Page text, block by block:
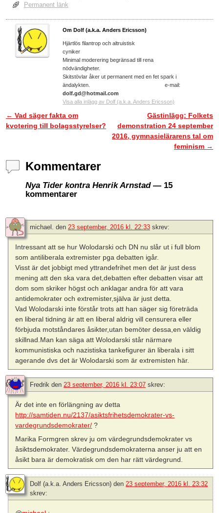
Permanent länk
Om Dolf (a.k.a. Anders Ericsson)
Hjärtlös filantrop och altruistisk
cyniker
Minimal moderering begränsad till rena
nödvändigheter.
Skitstövlar åker ut permanent med en fet spark i
ändalykten. e-mail:
dolf.gd@hotmail.com
Visa alla inlägg av Dolf (a.k.a. Anders Ericsson)
Inläggsnavigering
← Vad säger fakta om
kvotering till bolagsstyrelser?
Gästinlägg: Folkets
demonstration 24 september
2016, gymnasielärarens tal om
feminism →
Kommentarer
Nya Tider kontra Henrik Arnstad— 15
kommentarer
michael. den 23 september, 2016 kl. 22:33 skrev:
Intressant att se hur Wolodarski och DN nu slår ut i full blom
som antiliberala extremister pga debatten igår.
Visst är det jobbigt med yttrandefrihet men det är just dess
mening att den ska vara det,debatten efter debatten visar att
dom som skriker högst och anklagar andra för att vara
antidemokrater och extremister,själva är just detta.
Vad Wolodarski inte förstår trots att han säger sig företräda
en liberal tidning är att en liberal aldrig vill censurera eller
förbjuda motståndares åsikter,utan bemöter dessa,en väldig
skillnad.Man kan säga att Wolodarski står närmare
kommunistiska och nazistiska tankefigurer än liberala i sitt
agerande dvs det är Wolodarski som är extremisten här.
Fredrik den 23 september, 2016 kl. 23:07 skrev:
Är det inte en förlängning av detta
http://samtiden.nu/2137/asiktsfrihetsdemokrater-vs-
vardegrundsdemokrater/ ?
Marika Formgren skrev ju om värdegrundsdemokrater vs
åsiktsdemokrater. Värdegrundsdemokraterna anser ju att en
åsikt bara är demokratisk om den har rätt värdegrund.
Dolf (a.k.a. Anders Ericsson) den 23 september, 2016 kl. 23:32
skrev: